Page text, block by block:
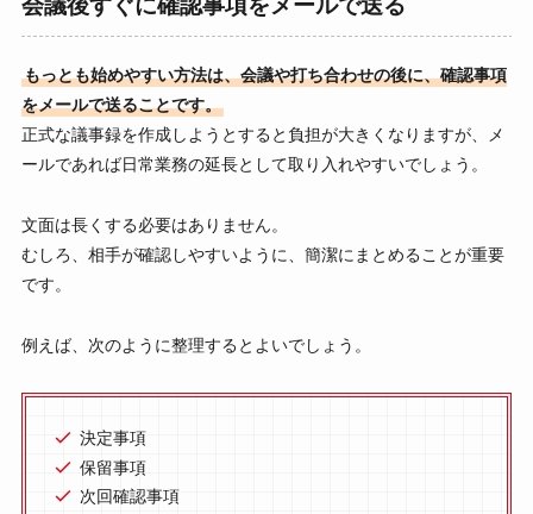
会議後すぐに確認事項をメールで送る
もっとも始めやすい方法は、会議や打ち合わせの後に、確認事項
をメールで送ることです。
正式な議事録を作成しようとすると負担が大きくなりますが、メ
ールであれば日常業務の延長として取り入れやすいでしょう。
文面は長くする必要はありません。
むしろ、相手が確認しやすいように、簡潔にまとめることが重要
です。
例えば、次のように整理するとよいでしょう。
決定事項
保留事項
次回確認事項